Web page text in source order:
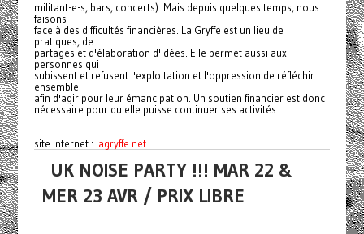
militant-e-s, bars, concerts). Mais depuis quelques temps, nous
faisons
face à des difficultés financières. La Gryffe est un lieu de
pratiques, de
partages et d'élaboration d'idées. Elle permet aussi aux
personnes qui
subissent et refusent l'exploitation et l'oppression de réfléchir
ensemble
afin d'agir pour leur émancipation. Un soutien financier est donc
nécessaire pour qu'elle puisse continuer ses activités.
site internet : lagryffe.net
UK NOISE PARTY !!! MAR 22 &
MER 23 AVR / PRIX LIBRE